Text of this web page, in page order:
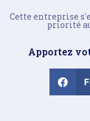
Cette entreprise
priorité
Apportez